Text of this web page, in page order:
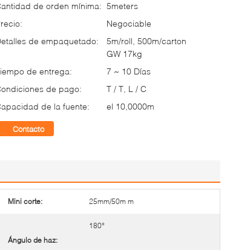
de orden mínima: 5meters
Negociable
de empaquetado:
5m/roll, 500m/carton
GW 17kg
de entrega:
7 ~ 10 Días
de pago:
T / T, L / C
de la fuente:
el 10,0000m
Contacto
Mini corte: 25mm/50m m
Ángulo de haz:
180°